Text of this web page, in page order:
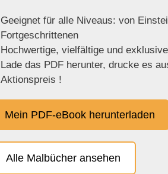
Geeignet für alle Niveaus: von
Fortgeschrittenen
Hochwertige, vielfältige und
Lade das PDF herunter, drucke es
Aktionspreis !
Mein PDF-eBook herunterladen
Alle Malbücher ansehen